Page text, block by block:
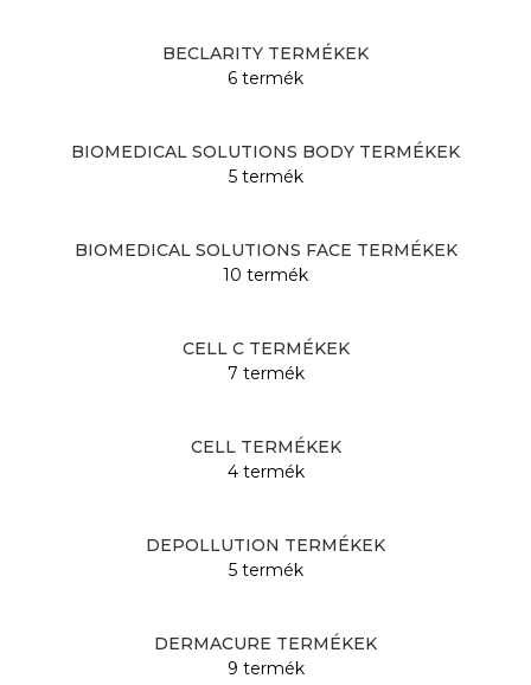
BECLARITY TERMÉKEK
6 termék
BIOMEDICAL SOLUTIONS BODY TERMÉKEK
5 termék
BIOMEDICAL SOLUTIONS FACE TERMÉKEK
10 termék
CELL C TERMÉKEK
7 termék
CELL TERMÉKEK
4 termék
DEPOLLUTION TERMÉKEK
5 termék
DERMACURE TERMÉKEK
9 termék